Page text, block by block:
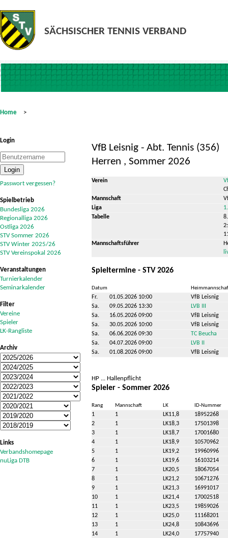
Home >
Login
Passwort vergessen?
Spielbetrieb
Bundesliga 2026
Regionalliga 2026
Ostliga 2026
STV Sommer 2026
STV Winter 2025/26
STV Vereinspokal 2026
Veranstaltungen
Turnierkalender
Seminarkalender
Filter
Vereine
Spieler
LK-Rangliste
Archiv
Links
Verbandshomepage
nuLiga DTB
VfB Leisnig - Abt. Tennis (356)
Herren , Sommer 2026
Verein
Mannschaft
Liga
Tabelle
Mannschaftsführer
Spieltermine - STV 2026
Datum
Fr. 01.05.2026 10:00
VfB Leisnig
Sa.
09.05.2026 13:30
LVB III
Sa.
16.05.2026 09:00
VfB Leisnig
Sa.
30.05.2026 10:00
VfB Leisnig
Sa.
06.06.2026 09:30
TC Beucha
Sa.
04.07.2026 09:00
LVB II
Sa.
01.08.2026 09:00 VfB Leisnig
HP ... Hallenpflicht
Spieler - Sommer 2026
Rang Mannschaft LK ID-Nummer
1 1 LK11,8
18952268
2
1 LK18,3
17501398
3
1 LK18,7
17001680
4
1 LK18,9
10570962
5
1 LK19,2
19960996
6
1 LK19,6
16103214
7
1 LK20,5
18067054
8
1 LK21,2
10671276
9
1 LK21,3
16991017
10
1 LK21,4
17002518
11
1 LK23,5
19859026
12
1 LK25,0
11168201
13
1 LK24,8
10843696
14
1 LK24,0
17757940